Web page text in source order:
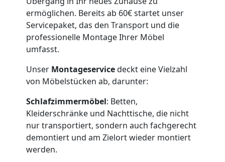
ermöglichen. Bereits ab 60€ startet unser
Servicepaket, das den Transport und die
professionelle Montage Ihrer Möbel
umfasst.
Unser Montageservicedeckt eine Vielzahl
von Möbelstücken ab, darunter:
Schlafzimmermöbel: Betten,
Kleiderschränke und Nachttische, die nicht
nur transportiert, sondern auch fachgerecht
demontiert und am Zielort wieder montiert
werden.